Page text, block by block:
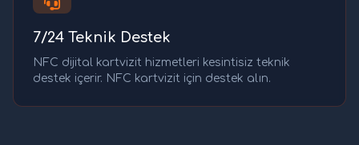
7/24 Teknik Destek
NFC dijital kartvizit hizmetleri kesintisiz teknik
destek içerir. NFC kartvizit için destek alın.